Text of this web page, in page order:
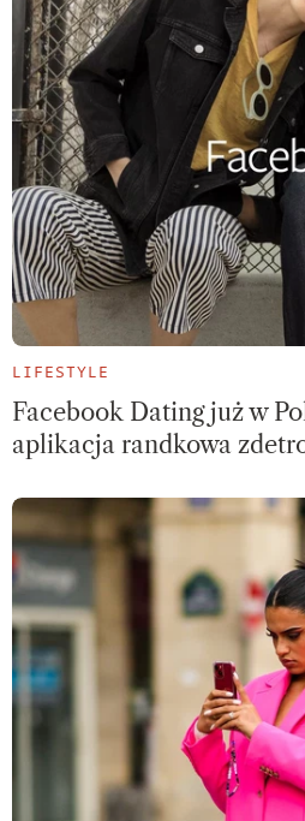
LIFESTYLE
Facebook Dating już w
aplikacja randkowa